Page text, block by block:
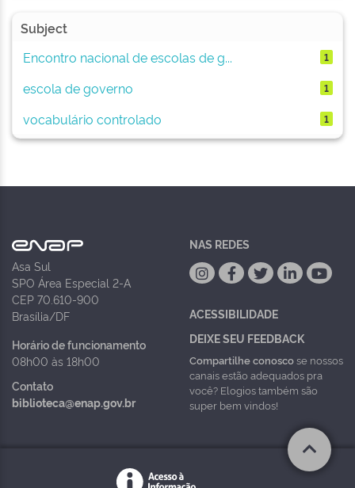
Subject
Encontro nacional de escolas de g...
1
escola de governo 1
vocabulário controlado 1
Asa Sul
SPO Área Especial 2-A
CEP 70.610-900
Brasília/DF
Horário de funcionamento
08h00 às 18h00
Contato
biblioteca@enap.gov.br
NAS REDES
ACESSIBILIDADE
DEIXE SEU FEEDBACK
Compartilhe conoscose nossos
canais estão adequados pra
você? Elogios também são
super bem vindos!